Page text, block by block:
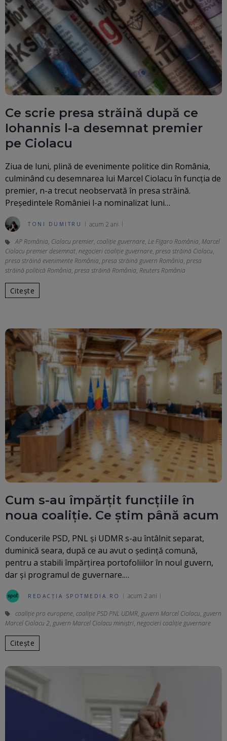
Ce scrie presa străină după ce
Iohannis l-a desemnat premier
pe Ciolacu
Ziua de luni, plină de evenimente politice din România,
culminând cu desemnarea lui Marcel Ciolacu în funcția de
premier, n-a trecut neobservată în presa străină.
Președintele României l-a nominalizat luni…
TONI DUMITRU acum 2 ani
AP România, Ciolacu premier, coaliție guvernare, Le Figaro România, Marcel
Ciolacu premier desemnat, negocieri coaliție guvernare, presa străină Ciolacu,
presa străină evenimente România, presa străină guvern România, presa
străină politică România, presa străină România, Reuters România
Citește
Cum s-au împărțit funcțiile în
noua coaliție. Ce știm până acum
Conducerile PSD, PNL și UDMR s-au întâlnit separat,
duminică seara, după ce au avut o ședință comună,
pentru a stabili împărțirea portofoliilor în noul guvern,
dar și programul de guvernare.…
REDACȚIA SPOTMEDIA.RO acum 2 ani
coaliție pro europene, coaliție PSD PNL UDMR, guvern Marcel Ciolacu, guvern
Marcel Ciolacu 2, guvern Marcel Ciolacu miniștri, negocieri coaliție guvernare
Citește